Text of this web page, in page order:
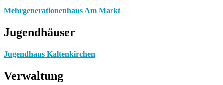
Mehrgenerationenhaus Am Markt
Jugendhäuser
Jugendhaus Kaltenkirchen
Verwaltung